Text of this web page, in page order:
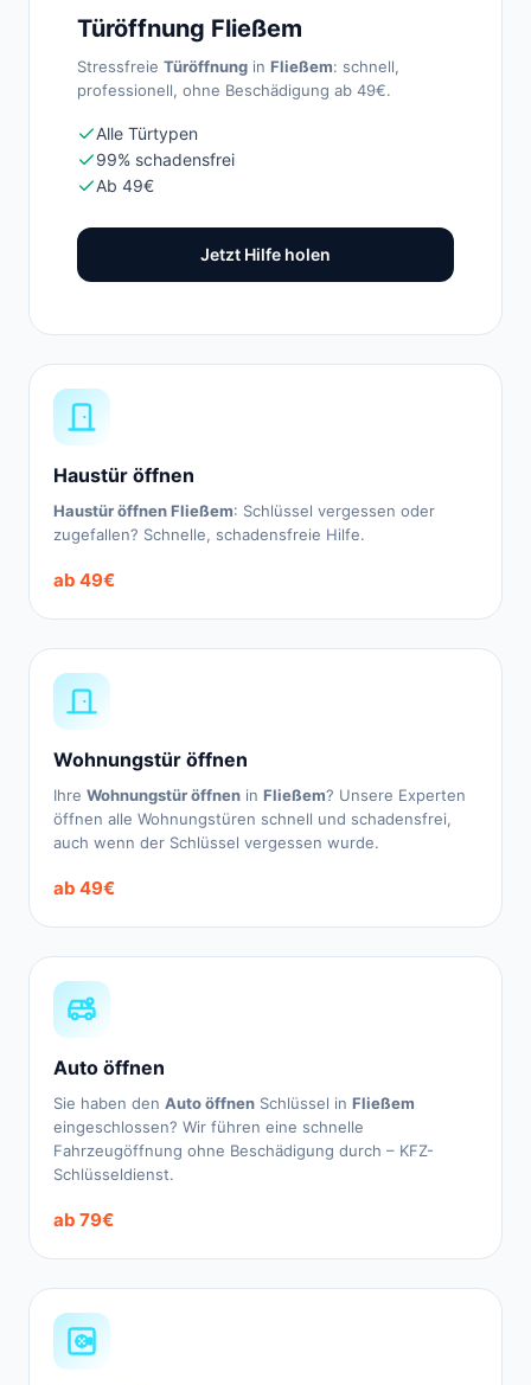
Türöffnung Fließem
Stressfreie Türöffnung in Fließem: schnell,
professionell, ohne Beschädigung ab 49€.
Alle Türtypen
99% schadensfrei
Ab 49€
Jetzt Hilfe holen
Haustür öffnen
Haustür öffnen Fließem: Schlüssel vergessen oder
zugefallen? Schnelle, schadensfreie Hilfe.
ab 49€
Wohnungstür öffnen
Ihre Wohnungstür öffnen in Fließem? Unsere Experten
öffnen alle Wohnungstüren schnell und schadensfrei,
auch wenn der Schlüssel vergessen wurde.
ab 49€
Auto öffnen
Sie haben den Auto öffnen Schlüssel in Fließem
eingeschlossen? Wir führen eine schnelle
Fahrzeugöffnung ohne Beschädigung durch – KFZ-
Schlüsseldienst.
ab 79€